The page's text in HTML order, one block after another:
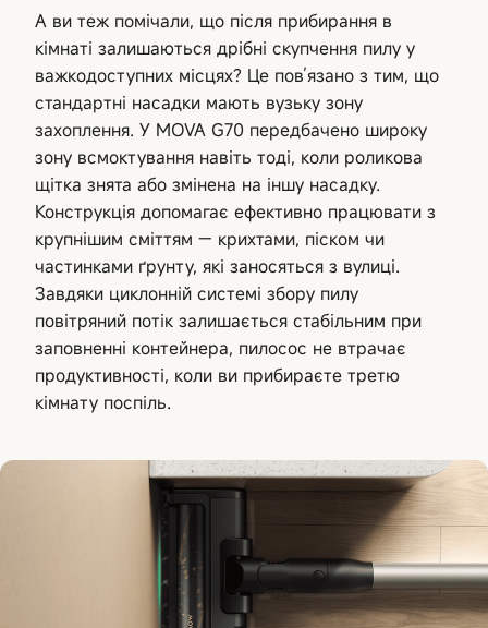
А ви теж помічали, що після прибирання в
кімнаті залишаються дрібні скупчення пилу у
важкодоступних місцях? Це пов’язано з тим, що
стандартні насадки мають вузьку зону
захоплення. У MOVA G70 передбачено широку
зону всмоктування навіть тоді, коли роликова
щітка знята або змінена на іншу насадку.
Конструкція допомагає ефективно працювати з
крупнішим сміттям — крихтами, піском чи
частинками ґрунту, які заносяться з вулиці.
Завдяки циклонній системі збору пилу
повітряний потік залишається стабільним при
заповненні контейнера, пилосос не втрачає
продуктивності, коли ви прибираєте третю
кімнату поспіль.